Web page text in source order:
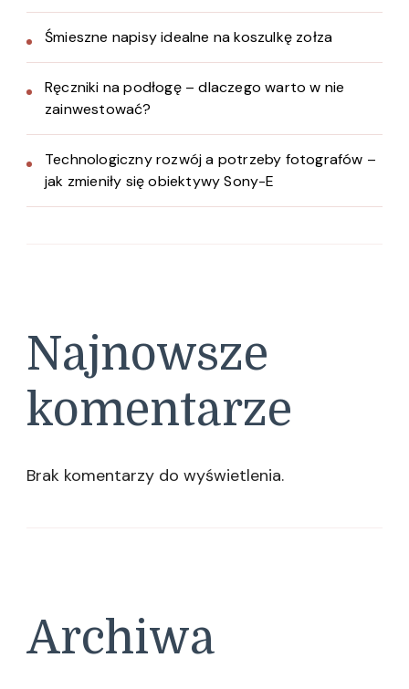
Śmieszne napisy idealne na koszulkę zołza
Ręczniki na podłogę – dlaczego warto w nie
zainwestować?
Technologiczny rozwój a potrzeby fotografów –
jak zmieniły się obiektywy Sony-E
Najnowsze
komentarze
Brak komentarzy do wyświetlenia.
Archiwa